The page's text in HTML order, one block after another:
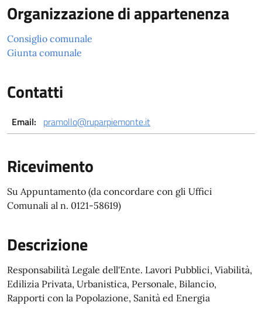
Organizzazione di appartenenza
Consiglio comunale
Giunta comunale
Contatti
Email: pramollo@ruparpiemonte.it
Ricevimento
Su Appuntamento (da concordare con gli Uffici
Comunali al n. 0121-58619)
Descrizione
Responsabilità Legale dell'Ente. Lavori Pubblici, Viabilità,
Edilizia Privata, Urbanistica, Personale, Bilancio,
Rapporti con la Popolazione, Sanità ed Energia